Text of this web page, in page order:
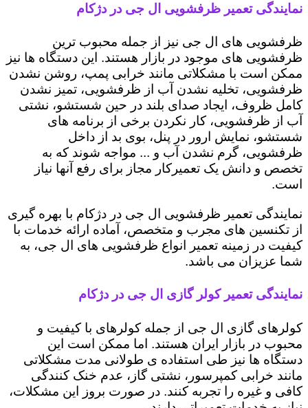
نمایندگی تعمیر ظرفشویی ال جی در دژکام
ظرفشویی های ال جی نیز از جمله محبوب ترین
ظرفشویی های موجود در بازار هستند. این دستگاه ها نیز
ممکن است با مشکلاتی مانند خرابی پمپ، روشن نشدن
ظرفشویی، تخلیه نشدن آب از ظرفشویی، تمیز نشدن
کامل ظروف، ایجاد صدای بلند در حین شستشو، نشتی
آب از ظرفشویی، کار نکردن برخی از برنامه های
شستشو، نمایش ارور در پنل، بوی بد از داخل
ظرفشویی، گرم نشدن آب و ... مواجه شوند که به
تخصص و دانش یک تعمیرکار مجاز برای رفع آنها نیاز
است.
نمایندگی تعمیر ظرفشویی ال جی در دژکام با بهره گیری
از تکنسین های مجرب و متخصص، آماده ارائه خدمات با
کیفیت در زمینه تعمیر انواع ظرفشویی های ال جی، به
شما عزیزان می باشد.
نمایندگی تعمیر کولر گازی ال جی در دژکام
کولرهای گازی ال جی از جمله کولرهای با کیفیت و
محبوب در بازار ایران هستند. اما ممکن است این
دستگاه ها نیز طی استفاده ی طولانی مدت مشکلاتی
مانند خرابی کمپرسور، نشتی گاز، عدم خنک کنندگی
کافی و غیره را تجربه کنند. در صورت بروز این مشکلات،